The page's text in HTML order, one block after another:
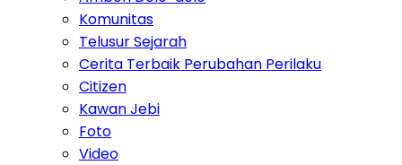
Komunitas
Telusur Sejarah
Cerita Terbaik Perubahan Perilaku
Citizen
Kawan Jebi
Foto
Video